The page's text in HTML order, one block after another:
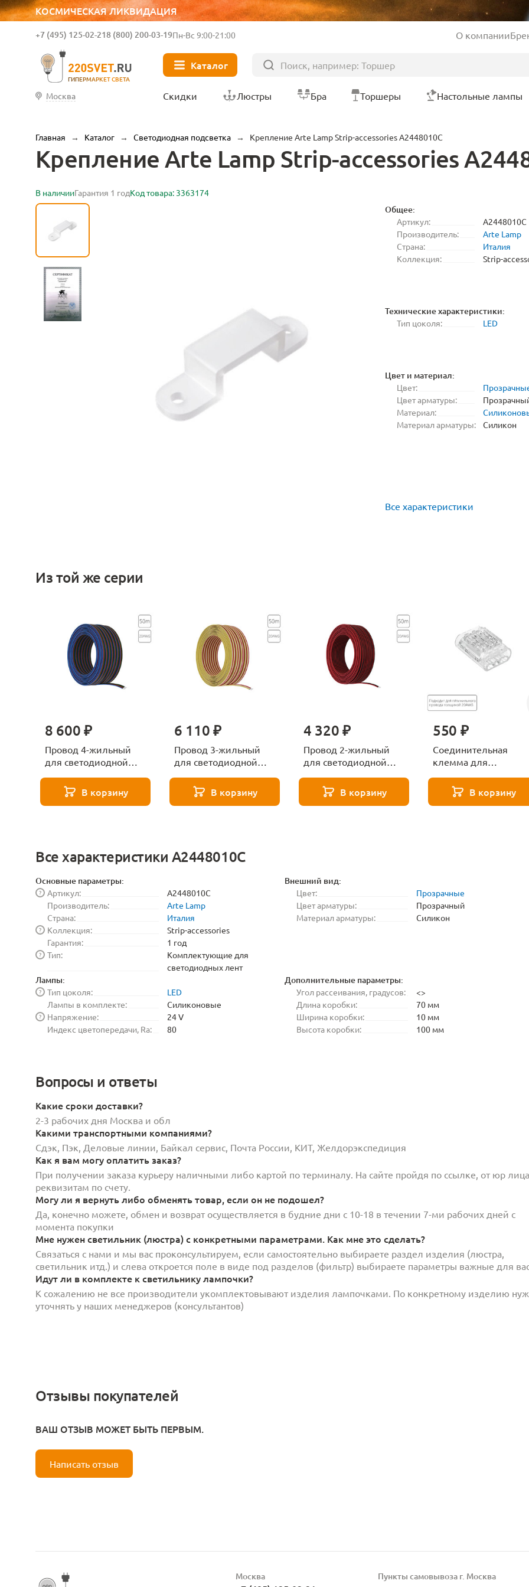
КОСМИЧЕСКАЯ ЛИКВИДАЦИЯ
ГИПЕРМАРКЕТ СВЕТА
+7 (495) 125-02-218 (800) 200-03-19Пн-Вс 9:00-21:00 О компании
Каталог
Москва Скидки Люстры Бра Торшеры Настольные лампы
Главная → Каталог → Светодиодная подсветка → Крепление Arte Lamp Strip-accessories A2448010C
Крепление Arte Lamp Strip-accessories
В наличииГарантия 1 годКод товара: 3363174
Общее:
Артикул:
A2448010C
Производитель:
Arte Lamp
Страна:
Италия
Коллекция:
Strip-
Технические характеристики:
Тип цоколя: LED
Цвет и материал:
Цвет:
Цвет арматуры:
Материал:
Материал арматуры:
Силикон
Все характеристики
Из той же серии
8 600 ₽
Провод 4-жильный
для светодиодной
20AWG Arte Lamp
Strip-accessories A20-
В корзину
6 110 ₽
Провод 3-жильный
для светодиодной
20AWG Arte Lamp
Strip-accessories A20-
В корзину
4 320 ₽
Провод 2-жильный
для светодиодной
Arte Lamp Strip-
accessories A20-2W
В корзину
550 ₽
Соединительная
клемма для
провода Arte Lamp
Strip-accessories A50-
В корзину
Все характеристики A2448010C
Основные параметры:
Артикул:
?
A2448010C
Производитель:
Arte Lamp
Страна:
Италия
Коллекция:
?
Strip-accessories
Гарантия:
1 год
Тип:
?
Комплектующие для
светодиодных лент
Внешний вид:
Цвет:
Прозрачные
Цвет арматуры:
Прозрачный
Материал арматуры:
Силикон
Лампы:
Тип цоколя:
?
LED
Лампы в комплекте:
Силиконовые
Напряжение:
?
24 V
Индекс цветопередачи, Ra:
80
Дополнительные параметры:
Угол рассеивания, градусов:
<>
Длина коробки:
70 мм
Ширина коробки:
10 мм
Высота коробки:
100 мм
Вопросы и ответы
Какие сроки доставки?
2-3 рабочих дня Москва и обл
Какими транспортными компаниями?
Сдэк, Пэк, Деловые линии, Байкал сервис, Почта России, КИТ, Желдорэкспедиция
Как я вам могу оплатить заказ?
При получении заказа курьеру наличными либо картой по терминалу. На сайте пройдя по ссылке, от юр
реквизитам по счету.
Могу ли я вернуть либо обменять товар, если он не подошел?
Да, конечно можете, обмен и возврат осуществляется в будние дни с 10-18 в течении 7-ми рабочих дней с
момента покупки
Мне нужен светильник (люстра) с конкретными параметрами. Как мне это сделать?
Связаться с нами и мы вас проконсультируем, если самостоятельно выбираете раздел изделия (люстра,
светильник итд.) и слева откроется поле в виде под разделов (фильтр) выбираете параметры важные для
Идут ли в комплекте к светильнику лампочки?
К сожалению не все производители укомплектовывают изделия лампочками. По конкретному изделию
уточнять у наших менеджеров (консультантов)
Отзывы покупателей
ВАШ ОТЗЫВ МОЖЕТ БЫТЬ ПЕРВЫМ.
Написать отзыв
Москва Пункты самовывоза г. Москва